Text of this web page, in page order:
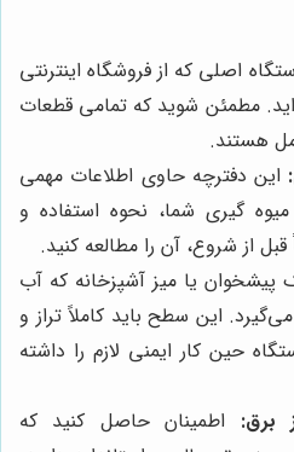
اصلی که از فروشگاه اینترنتی
مطمئن شوید که تمامی قطعات
هستند.
این دفترچه حاوی اطلاعات مهمی
گیری شما، نحوه استفاده و
از شروع، آن را مطالعه کنید.
پیشخوان یا میز آشپزخانه که آب
این سطح باید کاملاً تراز و
حین کار ایمنی لازم را داشته
برق: اطمینان حاصل کنید که